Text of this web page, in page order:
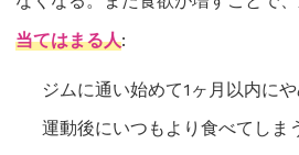
当てはまる人:
ジムに通い始めて1ヶ月以内に
運動後にいつもより食べてしま